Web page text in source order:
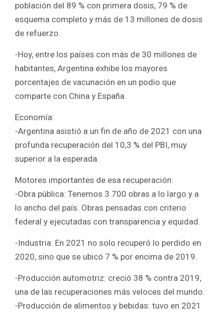
población del 89 % con primera dosis, 79 % de
esquema completo y más de 13 millones de dosis
de refuerzo.
-Hoy, entre los países con más de 30 millones de
habitantes, Argentina exhibe los mayores
porcentajes de vacunación en un podio que
comparte con China y España.
Economía:
-Argentina asistió a un fin de año de 2021 con una
profunda recuperación del 10,3 % del PBI, muy
superior a la esperada.
Motores importantes de esa recuperación:
-Obra pública: Tenemos 3.700 obras a lo largo y a
lo ancho del país. Obras pensadas con criterio
federal y ejecutadas con transparencia y equidad.
-Industria: En 2021 no solo recuperó lo perdido en
2020, sino que se ubicó 7 % por encima de 2019.
-Producción automotriz: creció 38 % contra 2019,
una de las recuperaciones más veloces del mundo.
-Producción de alimentos y bebidas: tuvo en 2021